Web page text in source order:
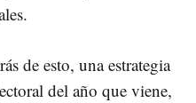
de esto, una estrategia
del año que viene,